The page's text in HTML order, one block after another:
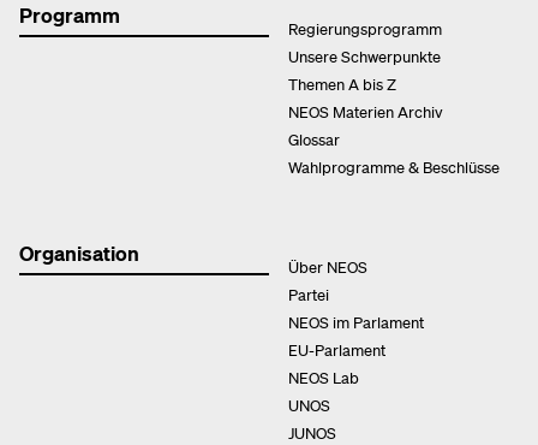
Programm
Regierungsprogramm
Unsere Schwerpunkte
Themen A bis Z
NEOS Materien Archiv
Glossar
Wahlprogramme & Beschlüsse
Organisation
Über NEOS
Partei
NEOS im Parlament
EU-Parlament
NEOS Lab
UNOS
JUNOS